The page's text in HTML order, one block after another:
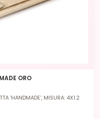
ORO
'HANDMADE', MISURA: 4X1.2